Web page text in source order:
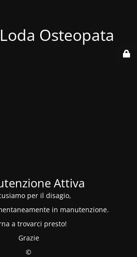
Osteopata
Attiva
per il disagio,
in manutenzione.
a trovarci presto!
Grazie
©